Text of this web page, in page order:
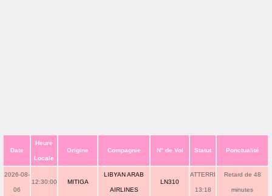
Date
Heure
Locale
Origine Compagnie N° de Vol Statut Ponctualité
2026-08-
06
12:30:00 MITIGA
LIBYAN ARAB
AIRLINES
LN310
ATTERRI
13:18
Retard de 48
minutes